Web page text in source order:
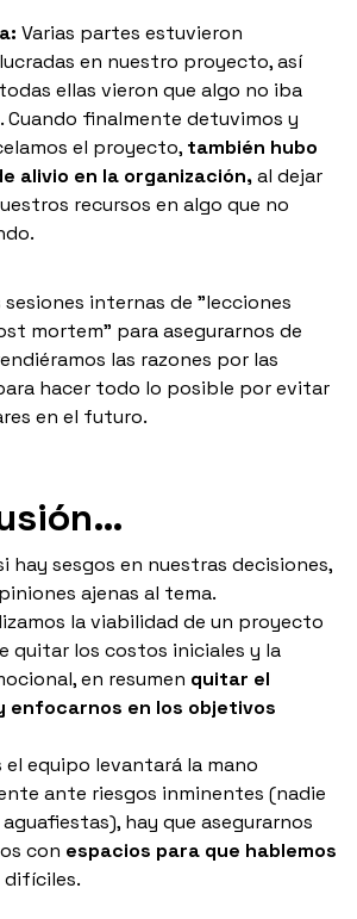
Varias partes estuvieron
en nuestro proyecto, así
ellas vieron que algo no iba
Cuando finalmente detuvimos y
el proyecto, también hubo
alivio en la organización,al dejar
recursos en algo que no
internas de "lecciones
mortem" para asegurarnos de
las razones por las
hacer todo lo posible por evitar
en el futuro.
hay sesgos en nuestras decisiones,
ajenas al tema.
la viabilidad de un proyecto
quitar los costos iniciales y la
en resumen quitar el
enfocarnos en los objetivos
el equipo levantará la mano
ante riesgos inminentes (nadie
hay que asegurarnos
con espacios para que hablemos
difíciles.